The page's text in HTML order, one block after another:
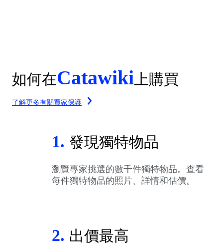
如何在Catawiki 上購買
了解更多有關買家保護
1. 發現獨特物品
瀏覽專家挑選的數千件獨特物品。查看
每件獨特物品的照片、詳情和估價。
2. 出價最高